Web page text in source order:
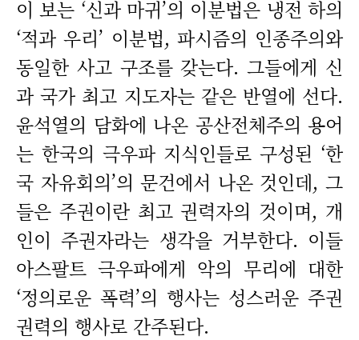
이 보는 ‘신과 마귀’의 이분법은 냉전 하의
‘적과 우리’ 이분법, 파시즘의 인종주의와
동일한 사고 구조를 갖는다. 그들에게 신
과 국가 최고 지도자는 같은 반열에 선다.
윤석열의 담화에 나온 공산전체주의 용어
는 한국의 극우파 지식인들로 구성된 ‘한
국 자유회의’의 문건에서 나온 것인데, 그
들은 주권이란 최고 권력자의 것이며, 개
인이 주권자라는 생각을 거부한다. 이들
아스팔트 극우파에게 악의 무리에 대한
‘정의로운 폭력’의 행사는 성스러운 주권
권력의 행사로 간주된다.